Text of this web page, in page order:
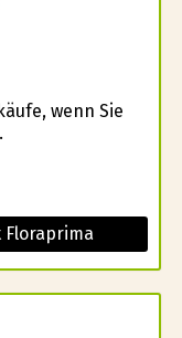
wenn Sie
Floraprima